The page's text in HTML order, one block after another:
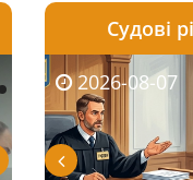
08-06
2026-08-04
2026-07-03
Судові
2026-08-07